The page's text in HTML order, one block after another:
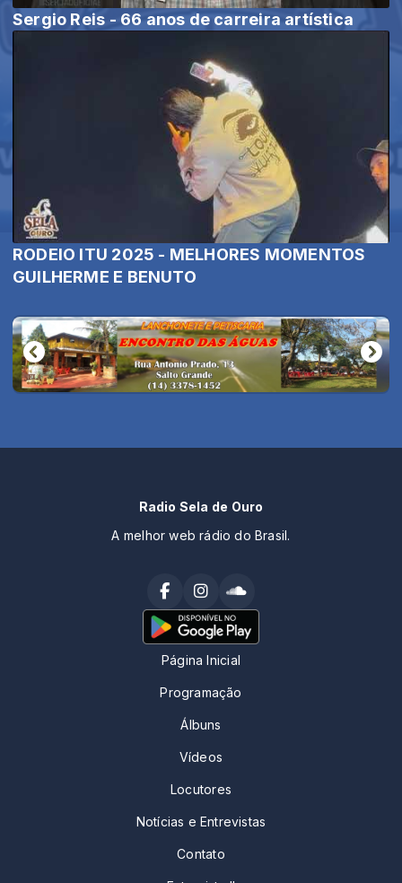
Sergio Reis - 66 anos de carreira artística
RODEIO ITU 2025 - MELHORES MOMENTOS
GUILHERME E BENUTO
Radio Sela de Ouro
A melhor web rádio do Brasil.
Página Inicial
Programação
Álbuns
Vídeos
Locutores
Notícias e Entrevistas
Contato